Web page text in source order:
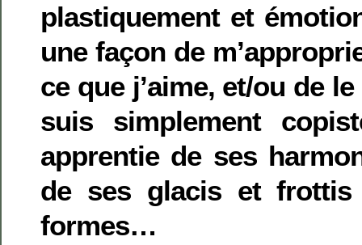
plastiquement et
une façon de
ce que j’aime, et/ou de
suis simplement
apprentie de ses
de ses glacis et frottis
formes…